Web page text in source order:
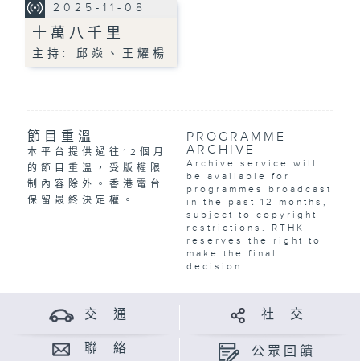
2025-11-08
十萬八千里
主持: 邱焱、王耀楊
節目重溫
本平台提供過往12個月
的節目重溫，受版權限
制內容除外。香港電台
保留最終決定權。
PROGRAMME
ARCHIVE
Archive service will
be available for
programmes broadcast
in the past 12 months,
subject to copyright
restrictions. RTHK
reserves the right to
make the final
decision.
交 通 社 交
聯 絡 公眾回饋